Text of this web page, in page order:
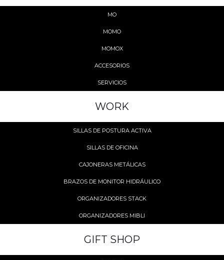
MO
MOMO
MOMOX
ACCESORIOS
SERVICIOS
WORK
SILLAS DE POSTURA ACTIVA
SILLAS DE OFICINA
CAJONERAS METÁLICAS
BRAZOS DE MONITOR HIDRÁULICO
ORGANIZADORES STACK
ORGANIZADORES MIBLI
GIFT SHOP